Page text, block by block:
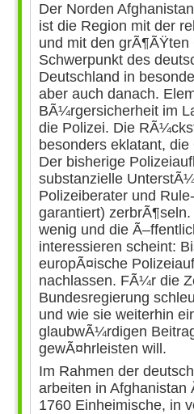
Der Norden
ist die Region mit der
und mit den
Schwerpunkt des
Deutschland in
aber auch danach.
BÃ¼rgersicherheit im
die Polizei. Die
besonders eklatant,
Der bisherige
substanzielle
Polizeiberater und
garantiert)
wenig und die
interessieren scheint:
europÃ¤ische
nachlassen. FÃ¼r die
Bundesregierung
und wie sie weiterhin
glaubwÃ¼rdigen
gewÃ¤hrleisten will.
Im Rahmen der
arbeiten in
1760 Einheimische, in